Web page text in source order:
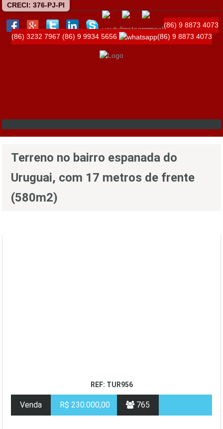
CRECI: 376-PJ-PI
(86) 9 8873 4073
(86) 3232 7967 (86) 9 9934 5656 (86) 9 8873 4073
Terreno no bairro espanada do
Uruguai, com 17 metros de frente
(580m2)
REF: TUR956
Venda R$ 230.000,00 765